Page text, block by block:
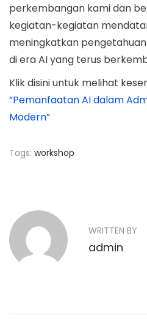
perkembangan kami dan
kegiatan-kegiatan
meningkatkan
di era AI yang terus
Klik disini untuk melihat
“Pemanfaatan AI dalam
Modern”
Tags: workshop
v
i
i
o
y
e
r
WRITTEN BY
admin